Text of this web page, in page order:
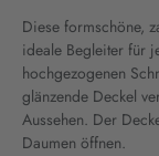
Diese formschöne,
ideale Begleiter für
hochgezogenen
glänzende Deckel
Aussehen. Der
Daumen öffnen.